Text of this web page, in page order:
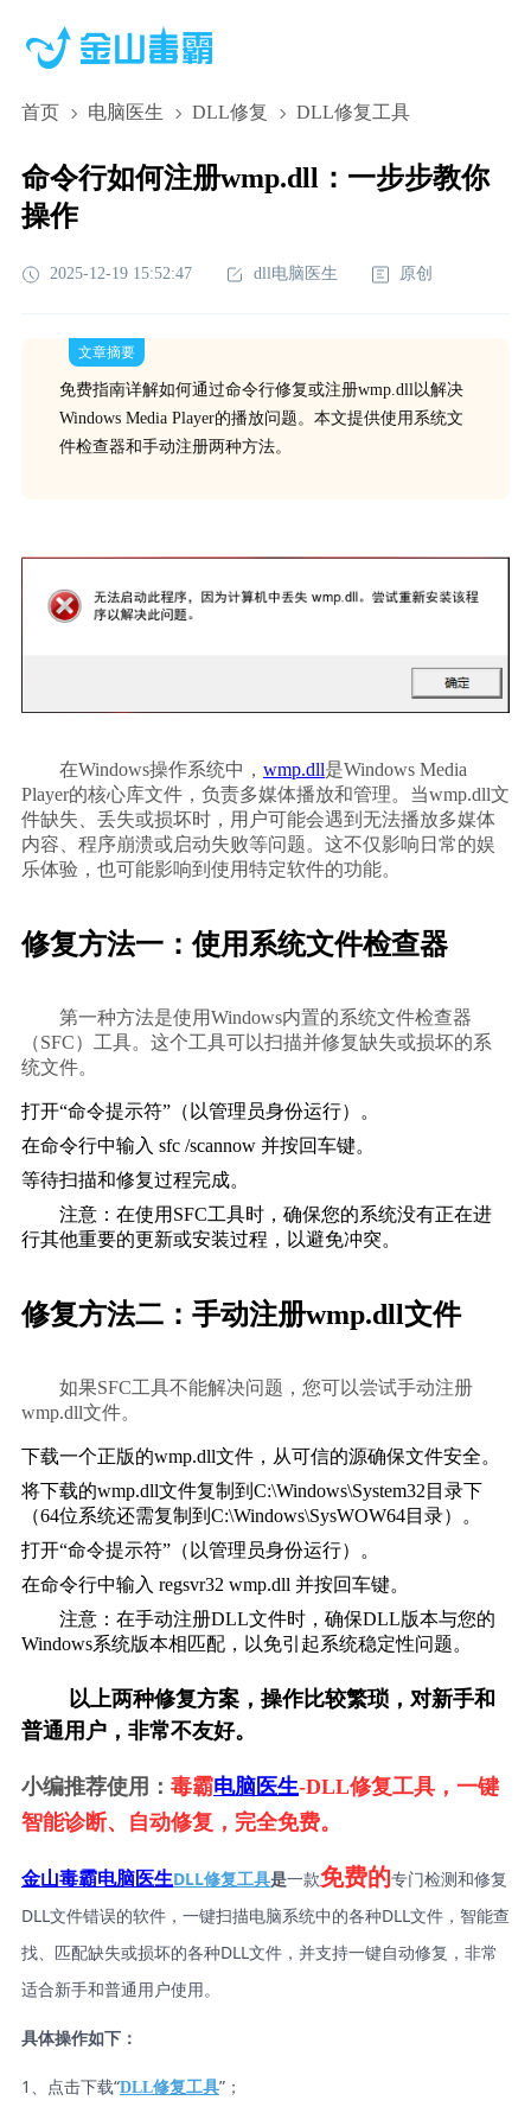
首页 电脑医生 DLL修复 DLL修复工具
命令行如何注册wmp.dll：一步步教你
操作
2025-12-19 15:52:47 dll电脑医生 原创
文章摘要
免费指南详解如何通过命令行修复或注册wmp.dll以解决
Windows Media Player的播放问题。本文提供使用系统文
件检查器和手动注册两种方法。
        在Windows操作系统中，
wmp.dll是Windows Media
Player的核心库文件，负责多媒体播放和管理。当wmp.dll文
件缺失、丢失或损坏时，用户可能会遇到无法播放多媒体
内容、程序崩溃或启动失败等问题。这不仅影响日常的娱
乐体验，也可能影响到使用特定软件的功能。
修复方法一：使用系统文件检查器
（SFC）工具。这个工具可以扫描并修复缺失或损坏的系
统文件。
打开“命令提示符”（以管理员身份运行）。
在命令行中输入 sfc /scannow 并按回车键。
等待扫描和修复过程完成。
行其他重要的更新或安装过程，以避免冲突。
修复方法二：手动注册wmp.dll文件
wmp.dll文件。
下载一个正版的wmp.dll文件，从可信的源确保文件安全。
将下载的wmp.dll文件复制到C:\Windows\System32目录下
（64位系统还需复制到C:\Windows\SysWOW64目录）。
打开“命令提示符”（以管理员身份运行）。
在命令行中输入 regsvr32 wmp.dll 并按回车键。
Windows系统版本相匹配，以免引起系统稳定性问题。
以上两种修复方案，操作比较繁琐，对新手和
普通用户，非常不友好。
小编推荐使用： 毒霸电脑医生-DLL修复工具，一键
智能诊断、自动修复，完全免费。
金山毒霸电脑医生DLL修复工具是一款免费的专门检测和修复
DLL文件错误的软件，一键扫描电脑系统中的各种DLL文件，智能查
找、匹配缺失或损坏的各种DLL文件，并支持一键自动修复，非常
适合新手和普通用户使用。
具体操作如下：
1、点击下载“DLL修复工具”；